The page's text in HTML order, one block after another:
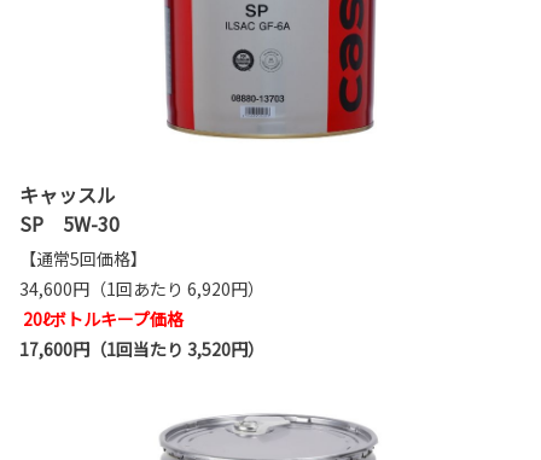
キャッスル
SP 5W-30
【通常5回価格】
34,600円（1回あたり 6,920円）
20ℓボトルキープ価格
17,600円（1回当たり 3,520円）